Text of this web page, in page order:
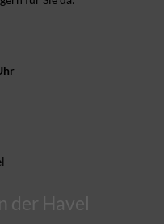
der Havel